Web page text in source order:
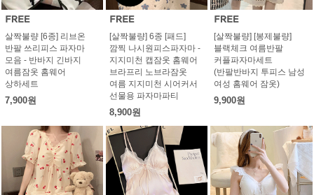
살짝불량 [6종] 리브온
반팔 쓰리피스 파자마
모음 - 반바지 긴바지
여름잠옷 홈웨어
상하세트
7,900원
[살짝불량] 6종 [패드]
깜찍 나시원피스파자마 -
지지미천 캡잠옷 홈웨어
브라프리 노브라잠옷
여름 지지미천 시어커서
선물용 파자마파티
8,900원
[살짝불량] [봉제불량]
블랙체크 여름반팔
커플파자마세트
(반팔반바지 투피스 남성
여성 홈웨어 잠옷)
9,900원